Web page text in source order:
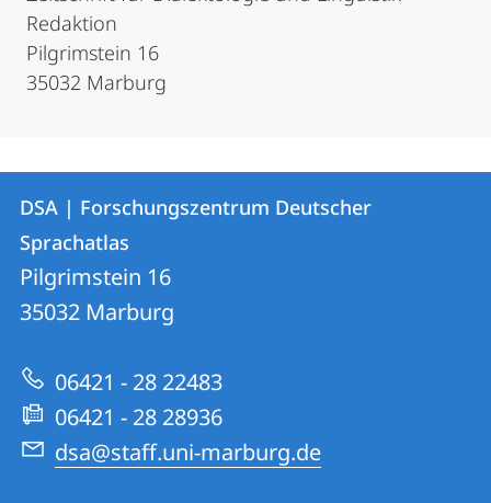
Redaktion
Pilgrimstein 16
35032 Marburg
Kontakt
und
Informationen
zur
Website
Kontaktinformationen
DSA
|
Forschungszentrum
Sprachatlas
DSA | Forschungszentrum Deutscher
Sprachatlas
Pilgrimstein 16
35032 Marburg
06421 - 28 22483
06421 - 28 28936
dsa@staff.uni-marburg.de